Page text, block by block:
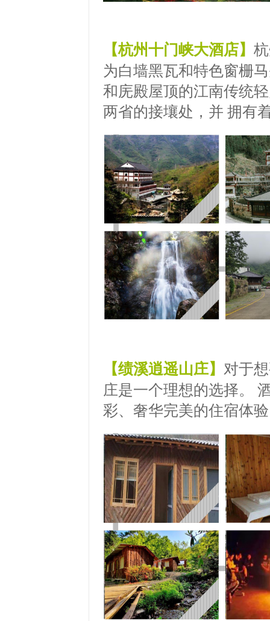
【杭州十门峡大酒店】
为白墙黑瓦和特色窗栅
和庑殿屋顶的江南传统
两省的接壤处，并 拥有
【绩溪逍遥山庄】 对于
庄是一个理想的选择。
彩、奢华完美的住宿体